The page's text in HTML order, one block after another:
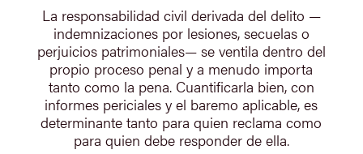
La responsabilidad civil derivada del delito —
indemnizaciones por lesiones, secuelas o
perjuicios patrimoniales— se ventila dentro del
propio proceso penal y a menudo importa
tanto como la pena. Cuantificarla bien, con
informes periciales y el baremo aplicable, es
determinante tanto para quien reclama como
para quien debe responder de ella.